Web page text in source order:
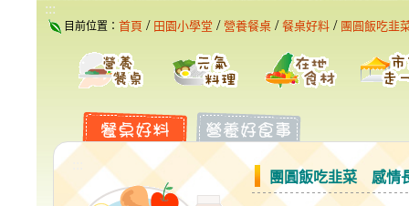
:::
目前位置： 首頁 / 田園小學堂 / 營養餐桌 / 餐桌好料 / 團圓飯吃韭
團圓飯吃韭菜 感情